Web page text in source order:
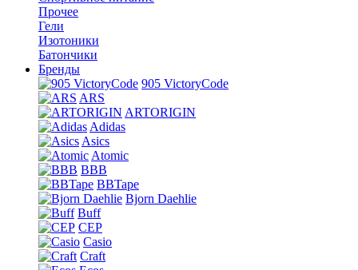
Прочее
Гели
Изотоники
Батончики
Бренды
905 VictoryCode
ARS
ARTORIGIN
Adidas
Asics
Atomic
BBB
BBTape
Bjorn Daehlie
Buff
CEP
Casio
Craft